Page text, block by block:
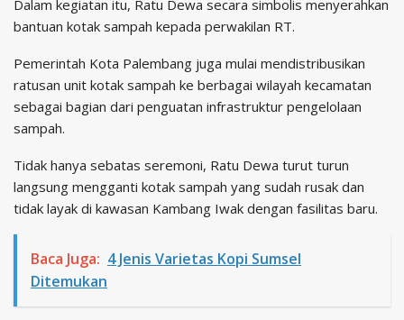
Dalam kegiatan itu, Ratu Dewa secara simbolis menyerahkan
bantuan kotak sampah kepada perwakilan RT.
Pemerintah Kota Palembang juga mulai mendistribusikan
ratusan unit kotak sampah ke berbagai wilayah kecamatan
sebagai bagian dari penguatan infrastruktur pengelolaan
sampah.
Tidak hanya sebatas seremoni, Ratu Dewa turut turun
langsung mengganti kotak sampah yang sudah rusak dan
tidak layak di kawasan Kambang Iwak dengan fasilitas baru.
Baca Juga: 4 Jenis Varietas Kopi Sumsel
Ditemukan